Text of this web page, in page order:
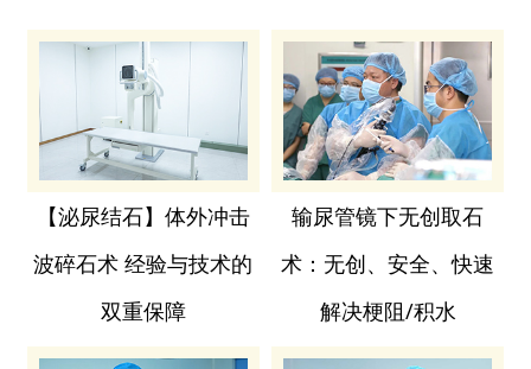
【泌尿结石】体外冲击
波碎石术 经验与技术的
双重保障
输尿管镜下无创取石
术：无创、安全、快速
解决梗阻/积水